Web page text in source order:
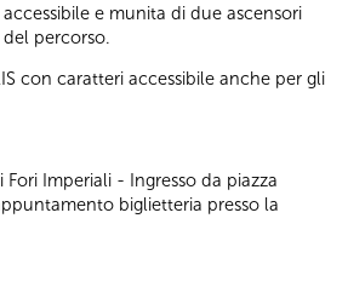
accessibile e munita di due ascensori
del percorso.
con caratteri accessibile anche per gli
Imperiali - Ingresso da piazza
biglietteria presso la